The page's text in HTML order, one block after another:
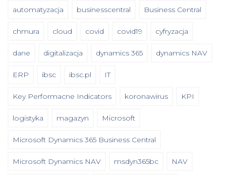
automatyzacja businesscentral Business Central
chmura cloud covid covid19 cyfryzacja
dane digitalizacja dynamics 365 dynamics NAV
ERP ibsc ibsc.pl IT
Key Performacne Indicators koronawirus KPI
logistyka magazyn Microsoft
Microsoft Dynamics 365 Business Central
Microsoft Dynamics NAV msdyn365bc NAV